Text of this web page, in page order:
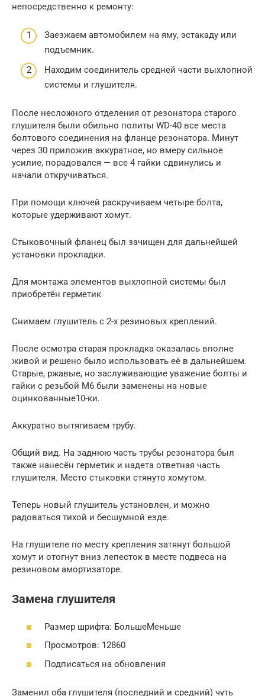
непосредственно к ремонту:
Заезжаем автомобилем на яму, эстакаду или
подъемник.
Находим соединитель средней части выхлопной
системы и глушителя.
После несложного отделения от резонатора старого
глушителя были обильно политы WD-40 все места
болтового соединения на фланце резонатора. Минут
через 30 приложив аккуратное, но вмеру сильное
усилие, порадовался — все 4 гайки сдвинулись и
начали откручиваться.
При помощи ключей раскручиваем четыре болта,
которые удерживают хомут.
Стыковочный фланец был зачищен для дальнейшей
установки прокладки.
Для монтажа элементов выхлопной системы был
приобретён герметик
Снимаем глушитель с 2-х резиновых креплений.
После осмотра старая прокладка оказалась вполне
живой и решено было использовать её в дальнейшем.
Старые, ржавые, но заслуживающие уважение болты и
гайки с резьбой М6 были заменены на новые
оцинкованные10-ки.
Аккуратно вытягиваем трубу.
Общий вид. На заднюю часть трубы резонатора был
также нанесён герметик и надета ответная часть
глушителя. Место стыковки стянуто хомутом.
Теперь новый глушитель установлен, и можно
радоваться тихой и бесшумной езде.
На глушителе по месту крепления затянут большой
хомут и отогнут вниз лепесток в месте подвеса на
резиновом амортизаторе.
Замена глушителя
Размер шрифта: БольшеМеньше
Просмотров: 12860
Подписаться на обновления
Заменил оба глушителя (последний и средний) чуть